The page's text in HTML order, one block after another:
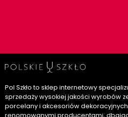
Pol Szkło to sklep internetowy
sprzedaży wysokiej jakości wyrobów
porcelany i akcesoriów